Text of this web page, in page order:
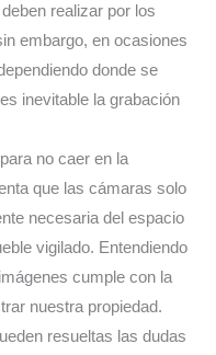
realizar por los
embargo, en ocasiones
donde se
inevitable la grabación
no caer en la
que las cámaras solo
necesaria del espacio
vigilado. Entendiendo
cumple con la
nuestra propiedad.
resueltas las dudas